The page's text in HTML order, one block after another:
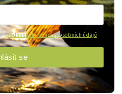
spodmínkami ochrany osobních údajů
se